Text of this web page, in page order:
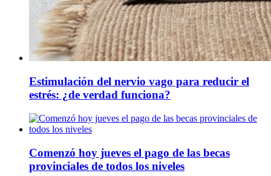
Estimulación del nervio vago para reducir el
estrés: ¿de verdad funciona?
Comenzó hoy jueves el pago de las becas
provinciales de todos los niveles